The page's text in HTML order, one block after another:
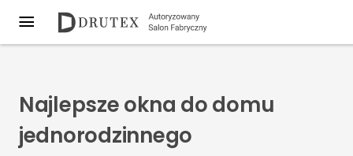
Najlepsze okna do domu
jednorodzinnego